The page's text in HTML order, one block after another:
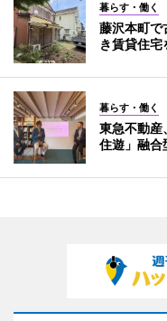
暮らす・働く
藤沢本町
き賃貸住宅
暮らす・働く
東急不動
住遊」融合